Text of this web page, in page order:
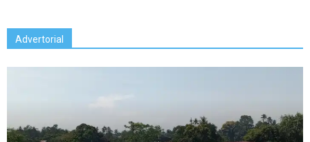
Advertorial